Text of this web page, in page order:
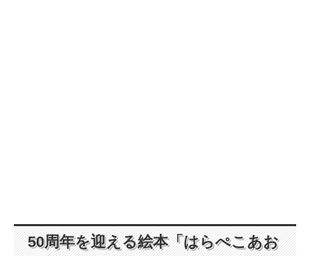
50周年を迎える絵本「はらぺこあお